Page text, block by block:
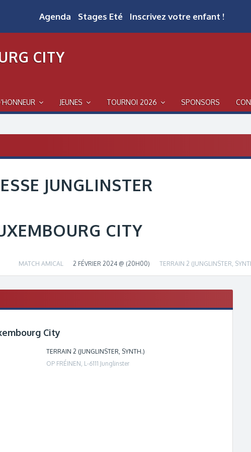
Agenda Stages Eté Inscrivez votre enfant !
CITY
JEUNES TOURNOI 2026 SPONSORS
JUNGLINSTER
CITY
MATCH AMICAL 2 FÉVRIER 2024 @ (20H00) TERRAIN 2 (JUNGLINSTER,
City
TERRAIN 2 (JUNGLINSTER, SYNTH.)
OP FRÉINEN, L-6111 Junglinster